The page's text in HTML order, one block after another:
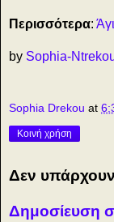
Περισσότερα:
by Sophia-
Sophia Drekou at
Κοινή χρήση
Δεν
Δημοσίευση